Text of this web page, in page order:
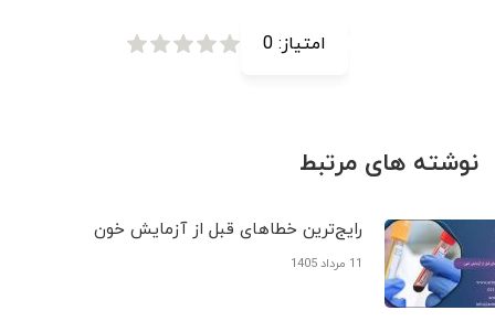
امتیاز: 0
نوشته های مرتبط
رایج‌ترین خطاهای قبل از آزمایش خون
11 مرداد 1405